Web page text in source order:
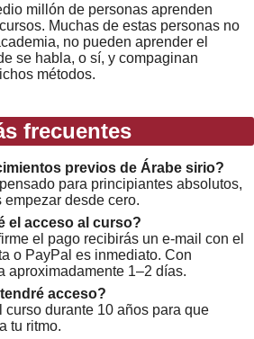
millón de personas aprenden
Muchas de estas personas no
no pueden aprender el
se habla, o sí, y compaginan
métodos.
frecuentes
previos de Árabe sirio?
para principiantes absolutos,
empezar desde cero.
el acceso al curso?
el pago recibirás un e-mail con el
o PayPal es inmediato. Con
aproximadamente 1–2 días.
acceso?
curso durante 10 años para que
tu ritmo.